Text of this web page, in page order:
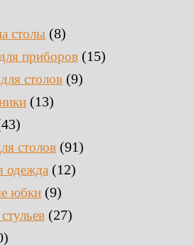
столы (8)
приборов (15)
столов (9)
(13)
столов (91)
одежда (12)
юбки (9)
(27)